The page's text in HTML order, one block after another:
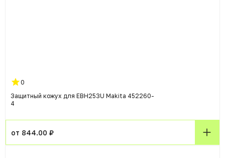
0
Защитный кожух для EBH253U Makita 452260-
4
от 844.00 ₽